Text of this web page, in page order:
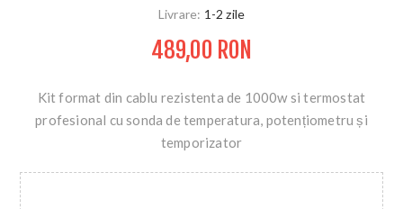
Livrare: 1-2 zile
489,00 RON
Kit format din cablu rezistenta de 1000w si termostat
profesional cu sonda de temperatura, potențiometru și
temporizator